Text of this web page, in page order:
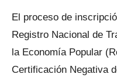
El proceso de
Registro Nacional de
la Economía Popular
Certificación Negativa